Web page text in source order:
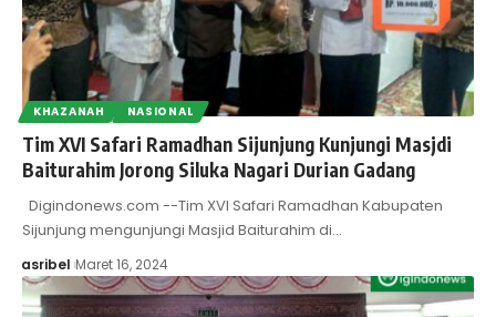
KHAZANAH NASIONAL
Tim XVI Safari Ramadhan Sijunjung Kunjungi Masjdi
Baiturahim Jorong Siluka Nagari Durian Gadang
Digindonews.com --Tim XVI Safari Ramadhan Kabupaten
Sijunjung mengunjungi Masjid Baiturahim di…
asribel Maret 16, 2024